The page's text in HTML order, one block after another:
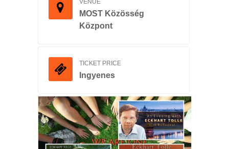
MOST Közösség
Központ
TICKET PRICE
Ingyenes